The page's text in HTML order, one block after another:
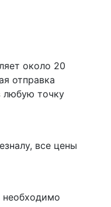
около 20
отправка
любую точку
все цены
необходимо